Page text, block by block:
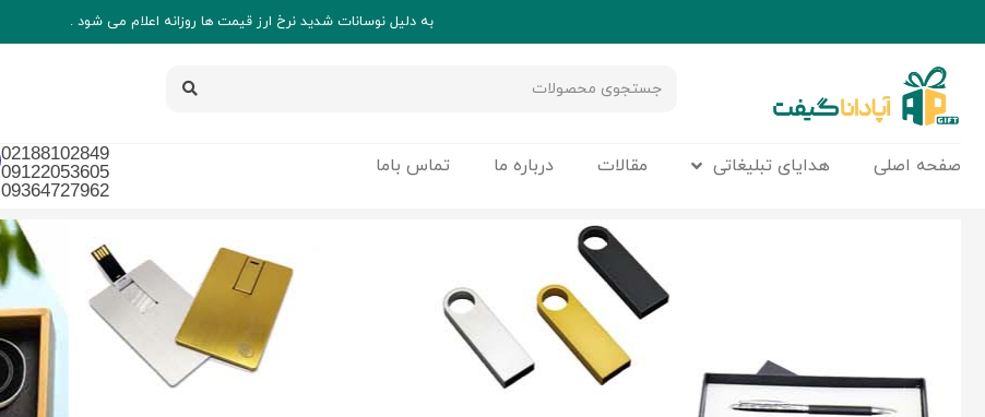
به دلیل نوسانات شدید نرخ ارز قیمت ها روزانه اعلام می شود .
صفحه اصلی هدایای تبلیغاتی مقالات درباره ما تماس باما
02188102849
09122053605
09364727962